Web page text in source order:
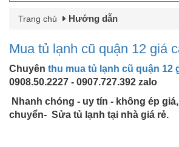
Trang chủ Hướng dẫn
Mua tủ lạnh cũ quận 12 giá
Chuyên thu mua tủ lạnh cũ quận 12
0908.50.2227 - 0907.727.392 zalo
Nhanh chóng - uy tín - không ép
chuyển- Sửa tủ lạnh tại nhà giá rẻ.